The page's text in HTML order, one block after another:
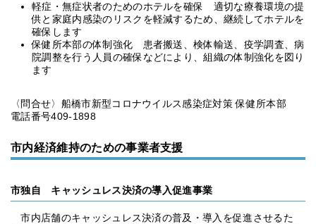
軽症・無症状者のためのホテルを確保 適切な療養環境の提
供と家庭内感染のリスクを軽減するため、継続してホテルを
確保します
保健所本部の体制強化 患者搬送、検体輸送、疫学調査、病
院調整を行う人員の確保などにより、組織の体制強化を図り
ます
〈問合せ〉船橋市新型コロナウイルス感染症対策 保健所本部
電話番号409-1898
市内経済維持のための事業者支援
市独自 キャッシュレス決済の導入促進事業
市内店舗のキャッシュレス決済の普及・導入を促進させるた